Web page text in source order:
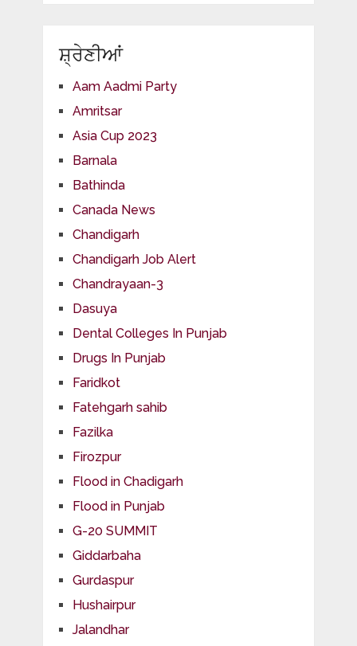
ਸ਼੍ਰੇਣੀਆਂ
Aam Aadmi Party
Amritsar
Asia Cup 2023
Barnala
Bathinda
Canada News
Chandigarh
Chandigarh Job Alert
Chandrayaan-3
Dasuya
Dental Colleges In Punjab
Drugs In Punjab
Faridkot
Fatehgarh sahib
Fazilka
Firozpur
Flood in Chadigarh
Flood in Punjab
G-20 SUMMIT
Giddarbaha
Gurdaspur
Hushairpur
Jalandhar